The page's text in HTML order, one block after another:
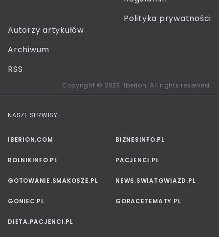
Polityka prywatności
Autorzy artykułów
Archiwum
RSS
Copyright © 2023. Iberion. All rights reserved.
NASZE SERWISY:
IBERION.COM BIZNESINFO.PL
ROLNIKINFO.PL PACJENCI.PL
GOTOWANIE.SMAKOSZE.PL NEWS.SWIATGWIAZD.PL
GONIEC.PL GORACETEMATY.PL
DIETA.PACJENCI.PL